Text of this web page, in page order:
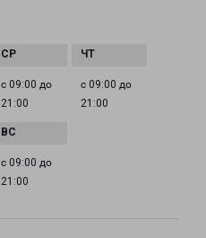
с 09:00 до
21:00
с 09:00 до
21:00
с 09:00 до
21:00